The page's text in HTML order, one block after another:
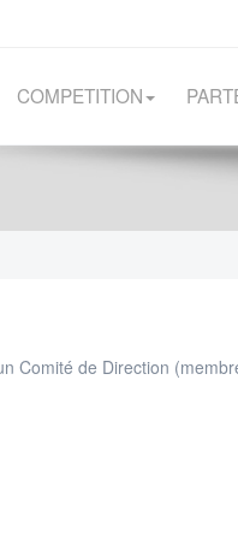
COMPETITION
Comité de Direction